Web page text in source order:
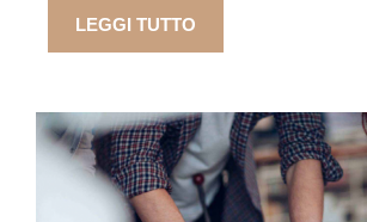
LEGGI TUTTO